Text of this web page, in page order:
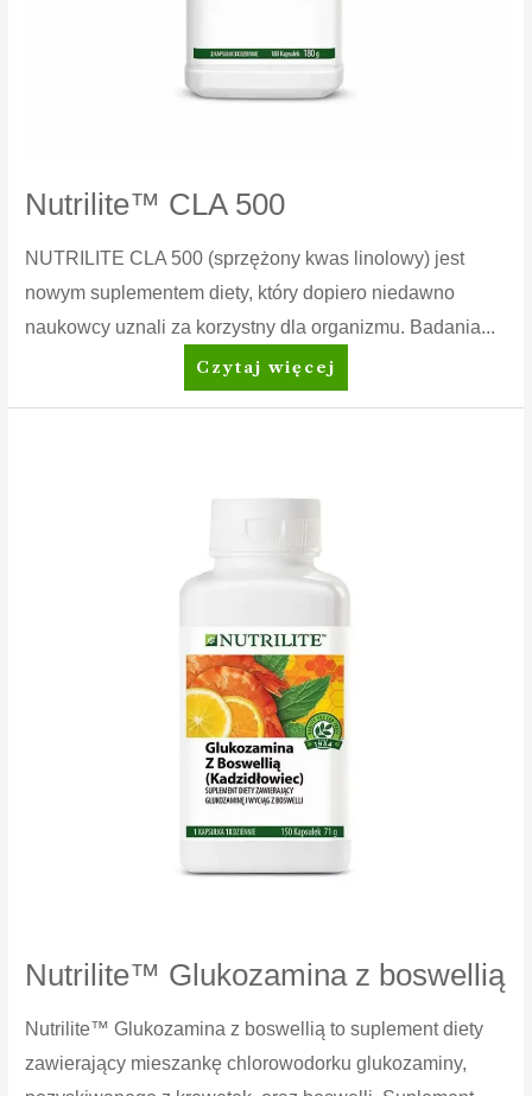
Nutrilite™ CLA 500
NUTRILITE CLA 500 (sprzężony kwas linolowy) jest
nowym suplementem diety, który dopiero niedawno
naukowcy uznali za korzystny dla organizmu. Badania...
Nutrilite™
CLA
Czytaj więcej
Nutrilite™ Glukozamina z boswellią
Nutrilite™ Glukozamina z boswellią to suplement diety
zawierający mieszankę chlorowodorku glukozaminy,